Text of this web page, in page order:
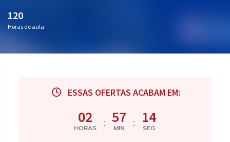
120
Horas de aula
ESSAS OFERTAS ACABAM EM:
02
HORAS : 57
MIN : 13
SEG